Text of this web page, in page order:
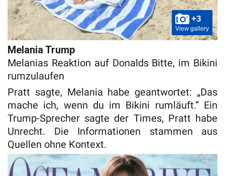
+3
View gallery
Melania Trump
Melanias Reaktion auf Donalds Bitte, im Bikini
rumzulaufen
Pratt sagte, Melania habe geantwortet: „Das
mache ich, wenn du im Bikini rumläuft.” Ein
Trump-Sprecher sagte der Times, Pratt habe
Unrecht. Die Informationen stammen aus
Quellen ohne Kontext.